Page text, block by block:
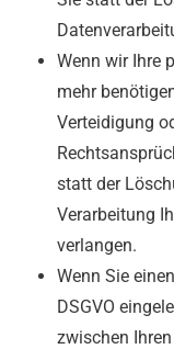
Wenn wir Ihre
mehr
Verteidigung
statt der
Verarbeitung
verlangen.
Wenn Sie
DSGVO
zwischen